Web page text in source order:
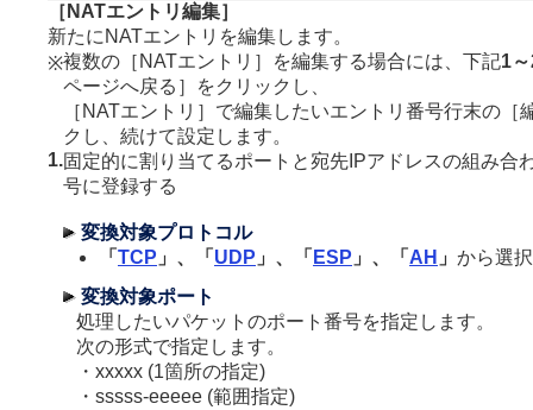
［NATエントリ編集］
新たにNATエントリを編集します。
※複数の［NATエントリ］を編集する場合には、下記1
ページへ戻る］をクリックし、
［NATエントリ］で編集したいエントリ番号行末の［
クし、続けて設定します。
1.固定的に割り当てるポートと宛先IPアドレスの組み合
号に登録する
変換対象プロトコル
「 TCP 」、「 UDP 」、「 ESP 」、「 AH 」 から選
変換対象ポート
処理したいパケットのポート番号を指定します。
次の形式で指定します。
・xxxxx (1箇所の指定)
・sssss-eeeee (範囲指定)